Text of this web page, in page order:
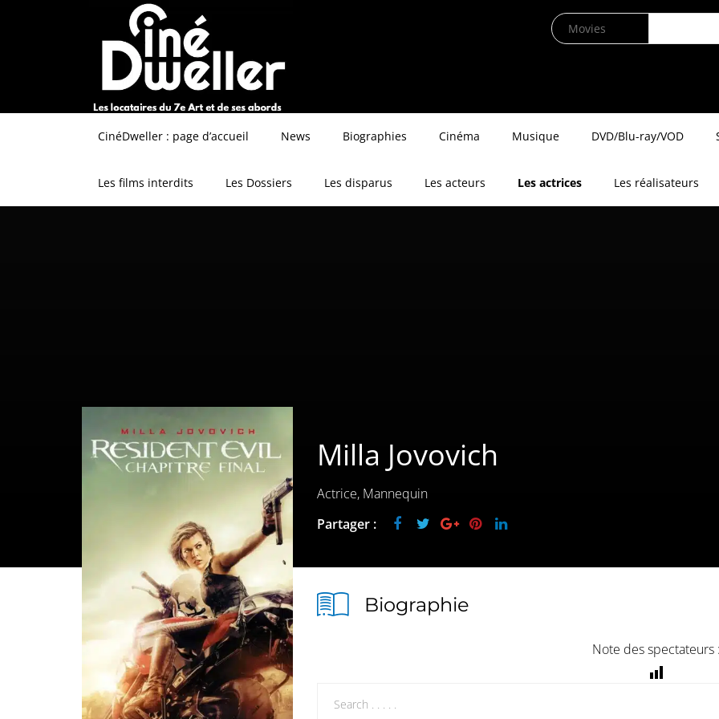
CinéDweller : page d’accueil News Biographies Cinéma Musique DVD/Blu-ray/VOD
Les films interdits Les Dossiers Les disparus Les acteurs Les actrices Les réalisateurs
Milla Jovovich
Actrice, Mannequin
Partager :
Biographie
Note des spectateurs